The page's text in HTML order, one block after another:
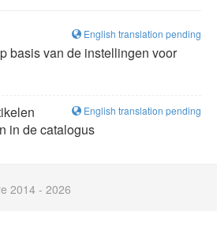
English translation pending
basis van de instellingen voor
English translation pending
in de catalogus
2014 - 2026